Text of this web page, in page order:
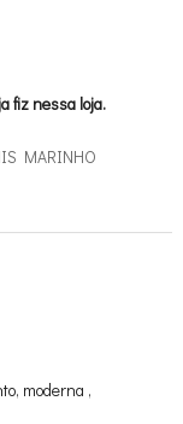
fiz nessa loja.
MARINHO
moderna ,